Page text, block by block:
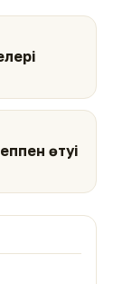
өтуі